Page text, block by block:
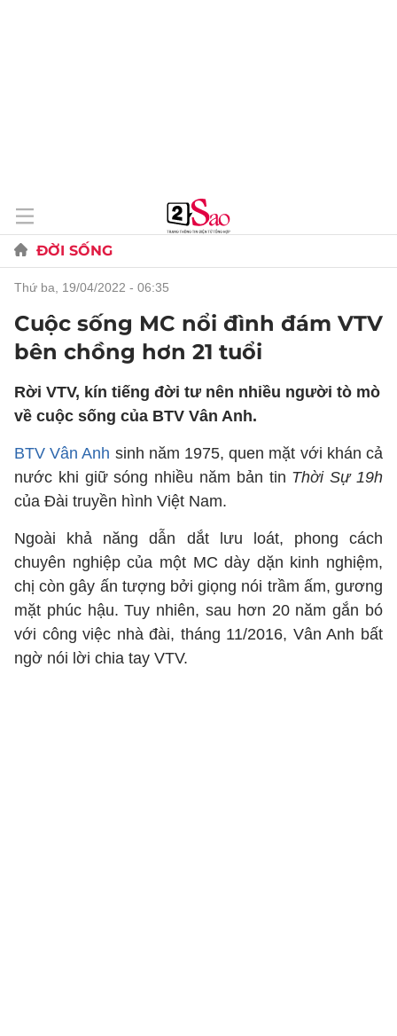
ĐỜI SỐNG
thứ ba, 19/04/2022 - 06:35
Cuộc sống MC nổi đình đám VTV
bên chồng hơn 21 tuổi
Rời VTV, kín tiếng đời tư nên nhiều người tò mò
về cuộc sống của BTV Vân Anh.
BTV Vân Anh sinh năm 1975, quen mặt với khán cả
nước khi giữ sóng nhiều năm bản tin Thời Sự 19h
của Đài truyền hình Việt Nam.
Ngoài khả năng dẫn dắt lưu loát, phong cách
chuyên nghiệp của một MC dày dặn kinh nghiệm,
chị còn gây ấn tượng bởi giọng nói trầm ấm, gương
mặt phúc hậu. Tuy nhiên, sau hơn 20 năm gắn bó
với công việc nhà đài, tháng 11/2016, Vân Anh bất
ngờ nói lời chia tay VTV.